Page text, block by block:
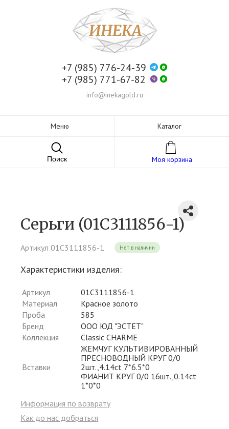
+7 (985) 776-24-39
+7 (985) 771-67-82
info@inekagold.ru
Меню Каталог
Поиск Моя корзина
Серьги (01С3111856-1)
Артикул 01С3111856-1 Нет в наличии
Характеристики изделия:
Артикул
01С3111856-1
Материал
Красное золото
Проба
585
Бренд
ООО ЮД "ЭСТЕТ"
Коллекция
Classic CHARME
Вставки
ЖЕМЧУГ КУЛЬТИВИРОВАННЫЙ
ПРЕСНОВОДНЫЙ КРУГ 0/0
2шт.,4.14ct 7*6.5*0
ФИАНИТ КРУГ 0/0 16шт.,0.14ct
1*0*0
Информация по возврату
Как до нас добраться